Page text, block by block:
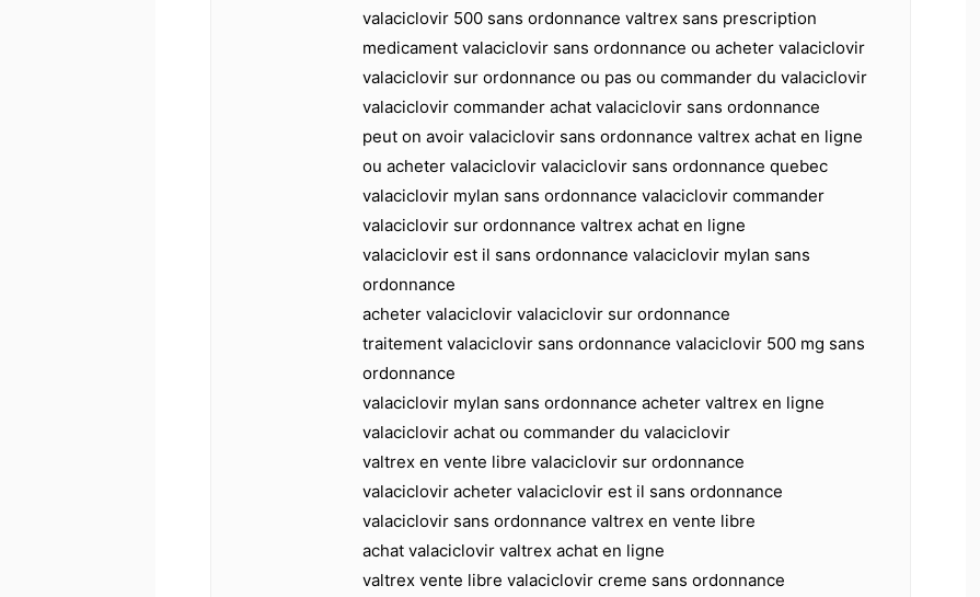
valaciclovir 500 sans ordonnance valtrex sans prescription
medicament valaciclovir sans ordonnance ou acheter valaciclovir
valaciclovir sur ordonnance ou pas ou commander du valaciclovir
valaciclovir commander achat valaciclovir sans ordonnance
peut on avoir valaciclovir sans ordonnance valtrex achat en ligne
ou acheter valaciclovir valaciclovir sans ordonnance quebec
valaciclovir mylan sans ordonnance valaciclovir commander
valaciclovir sur ordonnance valtrex achat en ligne
valaciclovir est il sans ordonnance valaciclovir mylan sans
ordonnance
acheter valaciclovir valaciclovir sur ordonnance
traitement valaciclovir sans ordonnance valaciclovir 500 mg sans
ordonnance
valaciclovir mylan sans ordonnance acheter valtrex en ligne
valaciclovir achat ou commander du valaciclovir
valtrex en vente libre valaciclovir sur ordonnance
valaciclovir acheter valaciclovir est il sans ordonnance
valaciclovir sans ordonnance valtrex en vente libre
achat valaciclovir valtrex achat en ligne
valtrex vente libre valaciclovir creme sans ordonnance